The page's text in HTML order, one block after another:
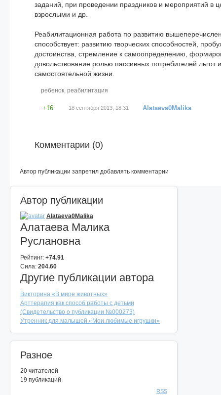
заданий, при проведении праздников и мероприятий в
взрослыми и др.
Реабилитационная работа по развитию
способствует: развитию творческих способностей,
достоинства, стремление к самоопределению,
довольствование ролью пассивных потребителей
самостоятельной жизни.
ребенок, реабилитация
+16 18 сентября 2013, 18:31 Alataeva0Malika
Комментарии (0)
Автор публикации запретил добавлять комментарии
Автор публикации
Alataeva0Malika
Алатаева Малика
Руслановна
Рейтинг: +74.91
Сила: 204.60
Другие публикации автора
Викторина «В мире животных»
Арттерапия как способ работы с детьми
(Свидетельство о публикации №000273)
Утренник для малышей «Мои любимые игрушки»
Разное
20 читателей
19 публикаций
RSS